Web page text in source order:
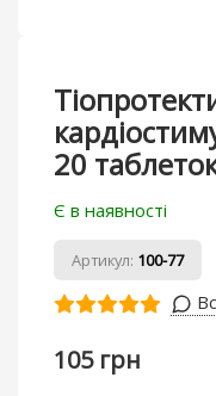
20
Є в наявності
Артикул: 100-77
105 грн